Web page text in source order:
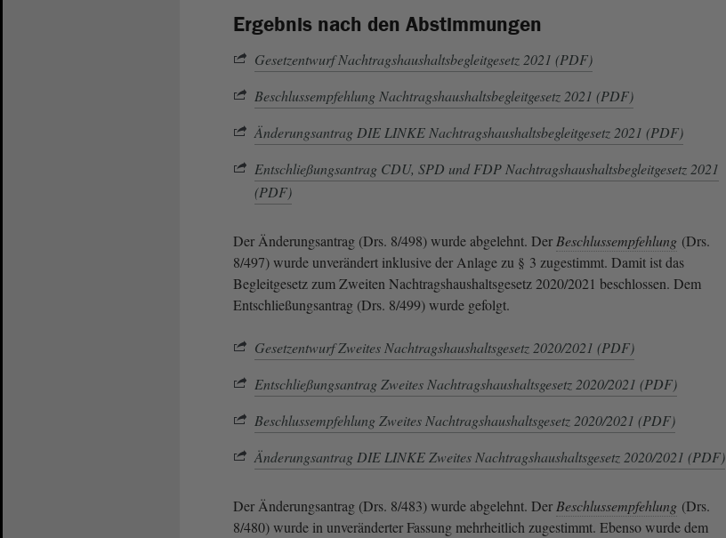
Ergebnis nach den Abstimmungen
Gesetzentwurf Nachtragshaushaltsbegleitgesetz 2021 (PDF)
Beschlussempfehlung Nachtragshaushaltsbegleitgesetz 2021 (PDF)
Änderungsantrag DIE LINKE Nachtragshaushaltsbegleitgesetz 2021 (PDF)
Entschließungsantrag CDU, SPD und FDP Nachtragshaushaltsbegleitgesetz 2021
(PDF)
Der Änderungsantrag (Drs. 8/498) wurde abgelehnt. DerBeschlussempfehlung (Drs.
8/497) wurde unverändert inklusive der Anlage zu § 3 zugestimmt. Damit ist das
Begleitgesetz zum Zweiten Nachtragshaushaltsgesetz 2020/2021 beschlossen. Dem
Entschließungsantrag (Drs. 8/499) wurde gefolgt.
Gesetzentwurf Zweites Nachtragshaushaltsgesetz 2020/2021 (PDF)
Entschließungsantrag Zweites Nachtragshaushaltsgesetz 2020/2021 (PDF)
Beschlussempfehlung Zweites Nachtragshaushaltsgesetz 2020/2021 (PDF)
Änderungsantrag DIE LINKE Zweites Nachtragshaushaltsgesetz 2020/2021 (PDF)
Der Änderungsantrag (Drs. 8/483) wurde abgelehnt. DerBeschlussempfehlung (Drs.
8/480) wurde in unveränderter Fassung mehrheitlich zugestimmt. Ebenso wurde dem